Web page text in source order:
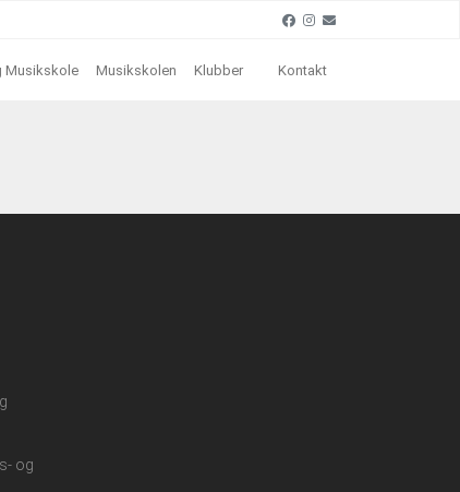
Musikskole Musikskolen Klubber Kontakt
og